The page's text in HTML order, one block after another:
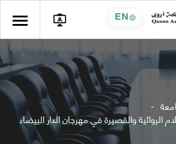
EN
الروائية والقصيرة في مهرجان الدار البيضاء